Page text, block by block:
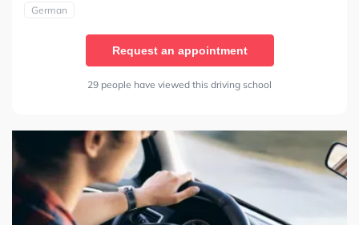
German
Request an appointment
29 people have viewed this driving school